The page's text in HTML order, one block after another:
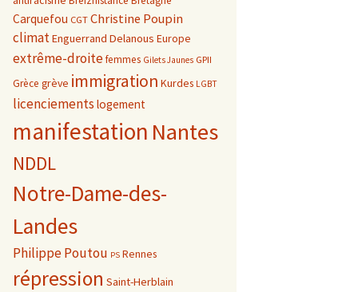
Carquefou CGTChristine Poupin
climatEnguerrand Delanous Europe
extrême-droitefemmes Gilets Jaunes GPII
Grèce grève immigration Kurdes LGBT
licenciements logement
manifestation Nantes
NDDL
Notre-Dame-des-
Landes
Philippe Poutou PS Rennes
répression Saint-Herblain